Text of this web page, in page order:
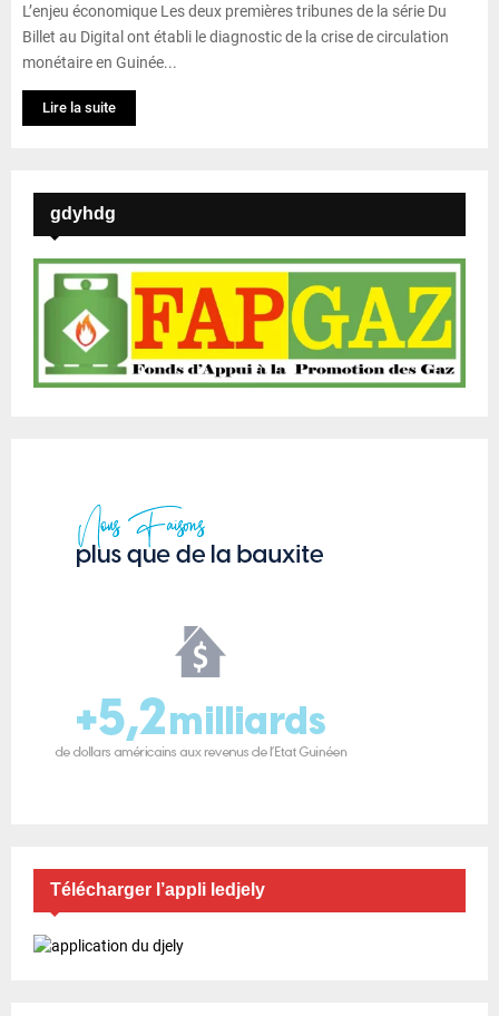
L’enjeu économique Les deux premières tribunes de la série Du
Billet au Digital ont établi le diagnostic de la crise de circulation
monétaire en Guinée...
Lire la suite
gdyhdg
Télécharger l’appli ledjely